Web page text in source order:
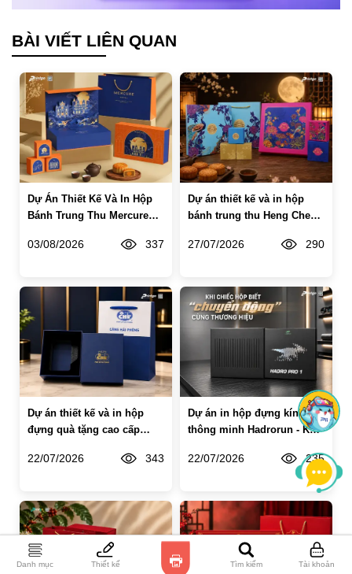
BÀI VIẾT LIÊN QUAN
Dự Án Thiết Kế Và In Hộp
Bánh Trung Thu Mercure
Village Bana Hills
03/08/2026 337
Dự án thiết kế và in hộp
bánh trung thu Heng Cheng
trên đất nước Chùa Tháp
27/07/2026 290
Dự án thiết kế và in hộp
đựng quà tặng cao cấp
22/07/2026 343
Dự án in hộp đựng kính
thông minh Hadrorun - Khi
động" cùng thương hiệu
22/07/2026 235
Danh mục Thiết kế Tìm kiếm Tài khoản